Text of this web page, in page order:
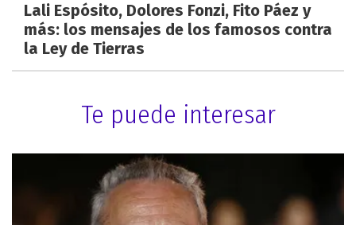
Lali Espósito, Dolores Fonzi, Fito Páez y
más: los mensajes de los famosos contra
la Ley de Tierras
Te puede interesar